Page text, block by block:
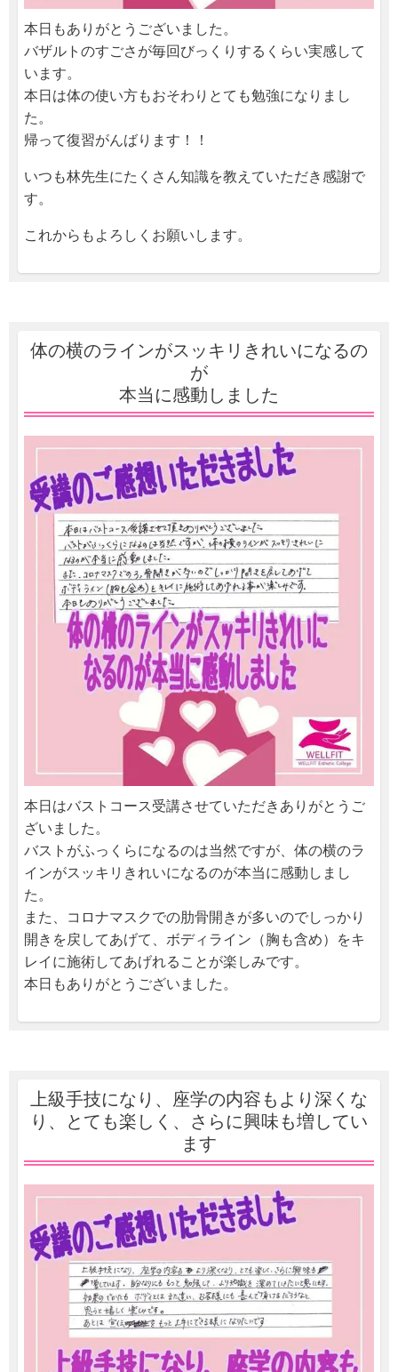
本日もありがとうございました。
バザルトのすごさが毎回びっくりするくらい実感して
います。
本日は体の使い方もおそわりとても勉強になりまし
た。
帰って復習がんばります！！
いつも林先生にたくさん知識を教えていただき感謝で
す。
これからもよろしくお願いします。
体の横のラインがスッキリきれいになるの
が
本当に感動しました
本日はバストコース受講させていただきありがとうご
ざいました。
バストがふっくらになるのは当然ですが、体の横のラ
インがスッキリきれいになるのが本当に感動しまし
た。
また、コロナマスクでの肋骨開きが多いのでしっかり
開きを戻してあげて、ボディライン（胸も含め）をキ
レイに施術してあげれることが楽しみです。
本日もありがとうございました。
上級手技になり、座学の内容もより深くな
り、とても楽しく、さらに興味も増してい
ます